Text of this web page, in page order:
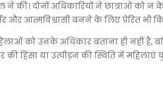
ने की। दोनों अधिकारियों ने छात्राओं को
और आत्मविश्वासी बनने के लिए प्रेरित भी
को उनके अधिकार बताना ही नहीं है,
हिंसा या उत्पीड़न की स्थिति में महिलाएं